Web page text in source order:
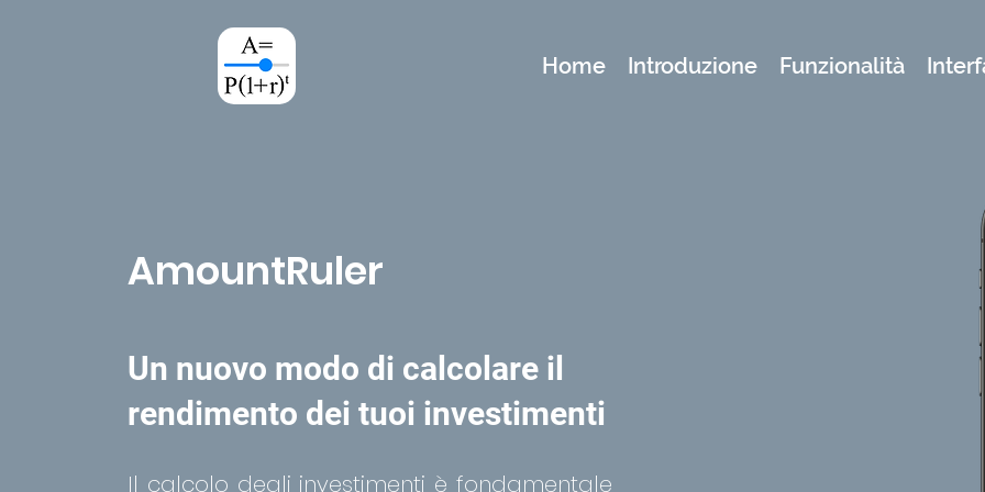
Home Introduzione Funzionalità
AmountRuler
Un nuovo modo di calcolare il
rendimento dei tuoi investimenti
Il calcolo degli investimenti è fondamentale